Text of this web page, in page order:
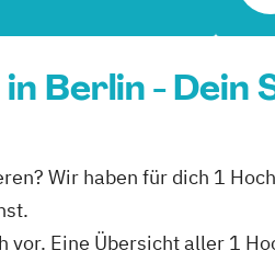
Berlin - Dein
Wir haben für dich 1
Eine Übersicht aller 1